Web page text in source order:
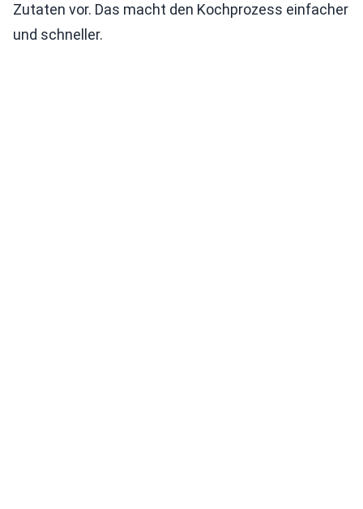
Zutaten vor. Das macht den Kochprozess einfacher
und schneller.